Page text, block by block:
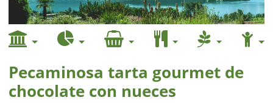
Pecaminosa tarta gourmet de
chocolate con nueces